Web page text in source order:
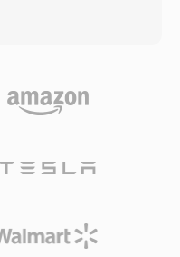
。支持高达96
Music、
处理M4A——同时
的三大核心优势